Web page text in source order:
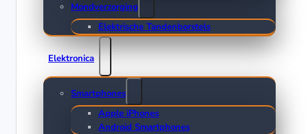
Mondverzorging
Elektrische Tandenborstels
Elektronica
Smartphones
Apple iPhones
Android Smartphones